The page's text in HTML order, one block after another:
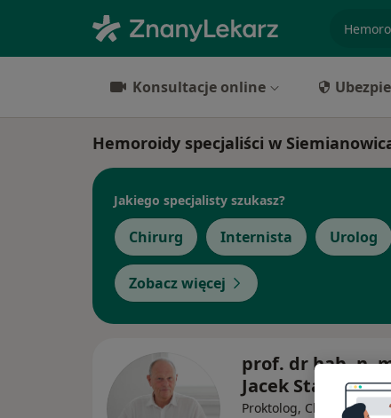
Konsultacje online
Hemoroidy specjaliści w
Jakiego specjalisty szukasz?
Chirurg Internista Urolog
Zobacz więcej
prof. dr hab. n.
Jacek Starzewski
Proktolog, Chirurg·